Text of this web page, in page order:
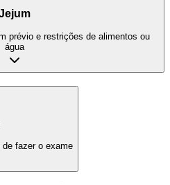
prévio e restrições de alimentos ou
água
de fazer o exame